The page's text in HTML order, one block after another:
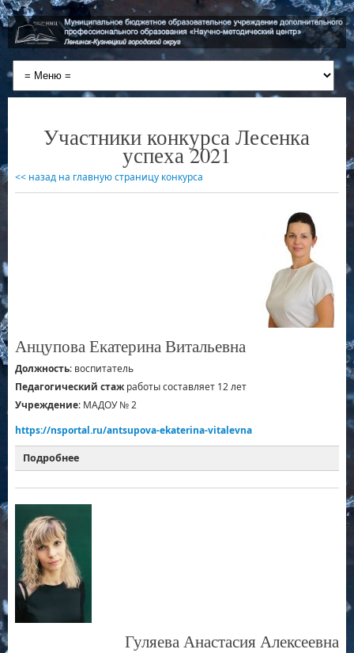
Участники конкурса Лесенка
успеха 2021
<< назад на главную страницу конкурса
Анцупова Екатерина Витальевна
Должность: воспитатель
Педагогический стажработы составляет 12 лет
Учреждение: МАДОУ № 2
https://nsportal.ru/antsupova-ekaterina-vitalevna
Подробнее
Гуляева Анастасия Алексеевна